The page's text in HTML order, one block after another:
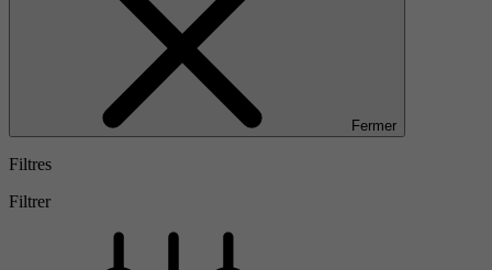
Fermer
Filtres
Filtrer